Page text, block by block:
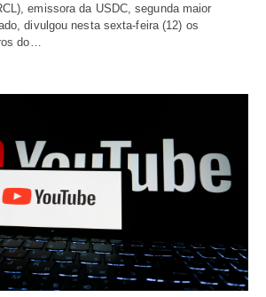
emissora da USDC, segunda maior
divulgou nesta sexta-feira (12) os
do…